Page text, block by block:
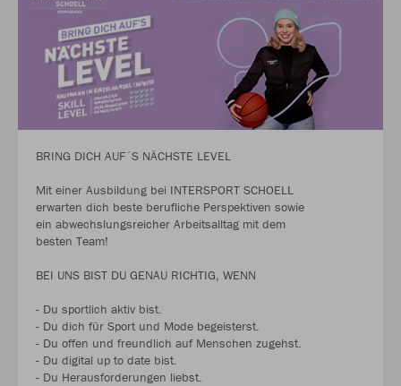
BRING DICH AUF´S NÄCHSTE LEVEL
Mit einer Ausbildung bei INTERSPORT SCHOELL
erwarten dich beste berufliche Perspektiven sowie
ein abwechslungsreicher Arbeitsalltag mit dem
besten Team!
BEI UNS BIST DU GENAU RICHTIG, WENN
- Du sportlich aktiv bist.
- Du dich für Sport und Mode begeisterst.
- Du offen und freundlich auf Menschen zugehst.
- Du digital up to date bist.
- Du Herausforderungen liebst.